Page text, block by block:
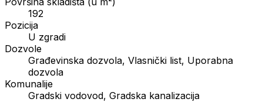
192
Pozicija
U zgradi
Dozvole
Građevinska dozvola, Vlasnički list, Uporabna
dozvola
Komunalije
Gradski vodovod, Gradska kanalizacija